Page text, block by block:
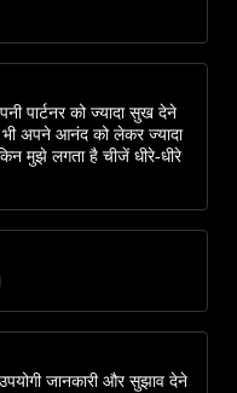
पार्टनर को ज्यादा सुख देने
भी अपने आनंद को लेकर ज्यादा
मुझे लगता है चीजें धीरे-धीरे
जानकारी और सुझाव देने